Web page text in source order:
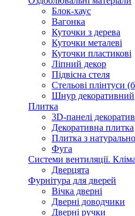
Блок-хаус
Вагонка
Куточки з дерева
Куточки металеві
Куточки пластикові
Ліпний декор
Підвісна стеля
Стельові плінтуси
Шнур декоративний
Плитка
3D-панелі
Декоративна плитка
Плитка з
Фуга
Системи вентиляції.
Дверцята
Фурнітура для дверей
Вічка дверні
Дверні доводчики
Дверні ручки